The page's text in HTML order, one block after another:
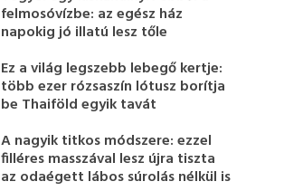
felmosóvízbe: az egész ház
napokig jó illatú lesz tőle
Ez a világ legszebb lebegő kertje:
több ezer rózsaszín lótusz borítja
be Thaiföld egyik tavát
A nagyik titkos módszere: ezzel
filléres masszával lesz újra tiszta
az odaégett lábos súrolás nélkül is